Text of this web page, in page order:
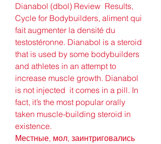
Dianabol (dbol) Review  Results,
Cycle for Bodybuilders, aliment qui
fait augmenter la densité du
testostéronne. Dianabol is a steroid
that is used by some bodybuilders
and athletes in an attempt to
increase muscle growth. Dianabol
is not injected  it comes in a pill. In
fact, it’s the most popular orally
taken muscle-building steroid in
existence.
Местные, мол, заинтриговались